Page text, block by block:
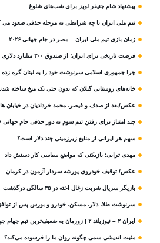
پیشنهاد شام جنیفر لوپز برای شب‌های شلوغ
تیم ملی ایران با چه شرایطی به مرحله حذفی صعود می
زمان بازی تیم ملی ایران – مصر در جام جهانی ۲۰۲۶
فرصت تاریخی برای ایران؛ از صندوق ۳۰۰ میلیارد دلاری تا بازپس گیری دارایی‌های ایران
چرا جمهوری اسلامی سرنوشت خود را به لبنان گره
خانه‌های روستایی گیلان که بدون حتی یک میخ ساخته
عکس/بعد از صدف و قیصر، محمد خردادیان در خیابان
چند امتیاز برای رفتن تیم سوم به دور حذفی جام جهانی ۲۰۲۶ کافی است؟
سهم هر ایرانی از منابع زیرزمینی چند دلار است؟
مهدی ترابی؛ بازیکنی که مواضع سیاسی‌ کار دستش داد
عکس/ توقیف خودروی پورشه سردار آزمون در کرمان
بازیگر سریال شربت زغال‌ اخته در ۳۵ سالگی درگذشت
سرنوشت طلا، دلار، مسکن، خودرو و بورس پس از توافق
ایران ۲ – نیوزیلند ۲ | زورمان به ضعیف‌ترین تیم جهام جهانی نرسید!
مثبت‌ اندیشی سمی چگونه روان ما را فرسوده می‌کند؟